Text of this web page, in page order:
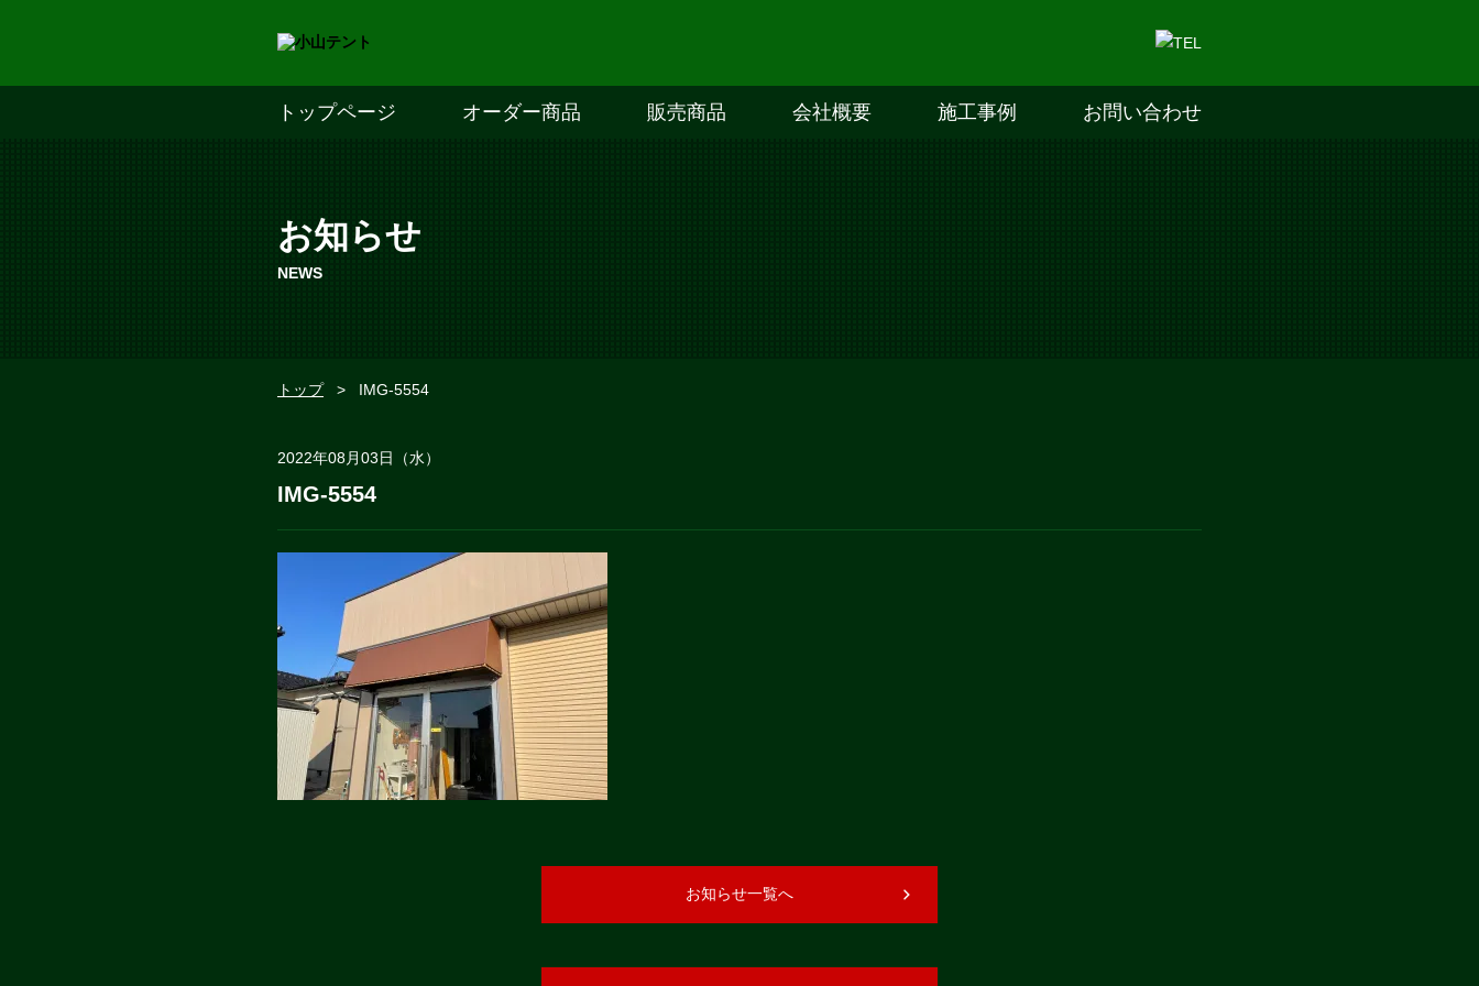
トップページ オーダー商品 販売商品 会社概要 施工事例 お問い合わせ
お知らせ
NEWS
トップ > IMG-5554
2022年08月03日（水）
IMG-5554
お知らせ一覧へ